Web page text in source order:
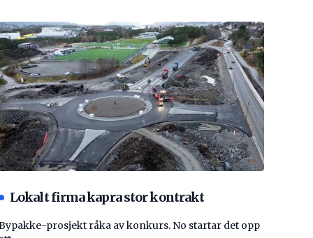
Lokalt firma kapra stor kontrakt
prosjekt råka av konkurs. No startar det opp